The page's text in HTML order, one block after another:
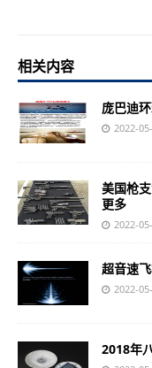
相关内容
庞巴迪
2022-
美国枪
更多
2022-
超音速
2022-
2018年